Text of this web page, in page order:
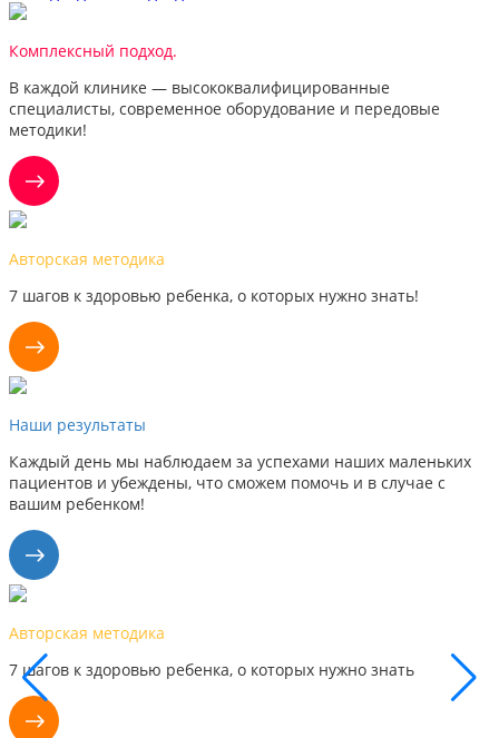
Комплексный подход.
В каждой клинике — высококвалифицированные
специалисты, современное оборудование и передовые
методики!
Авторская методика
7 шагов к здоровью ребенка, о которых нужно знать!
Наши результаты
Каждый день мы наблюдаем за успехами наших маленьких
пациентов и убеждены, что сможем помочь и в случае с
вашим ребенком!
методика
к здоровью ребенка, о которых нужно знать